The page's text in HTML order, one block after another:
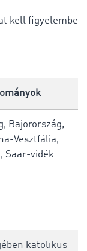
kell figyelembe
Bajorország,
Vesztfália,
Saar-vidék
katolikus